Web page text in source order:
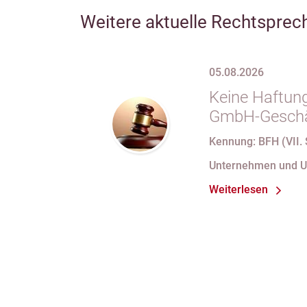
Weitere aktuelle
05.08.2026
Keine
GmbH-
69 Satz 1
bei
Kennung: BFH
Unternehmen und
Weiterlesen